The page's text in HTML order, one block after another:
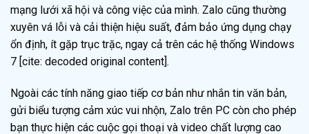
mạng lưới xã hội và công việc của mình. Zalo cũng thường
xuyên vá lỗi và cải thiện hiệu suất, đảm bảo ứng dụng chạy
ổn định, ít gặp trục trặc, ngay cả trên các hệ thống Windows
7 [cite: decoded original content].
Ngoài các tính năng giao tiếp cơ bản như nhắn tin văn bản,
gửi biểu tượng cảm xúc vui nhộn, Zalo trên PC còn cho phép
bạn thực hiện các cuộc gọi thoại và video chất lượng cao